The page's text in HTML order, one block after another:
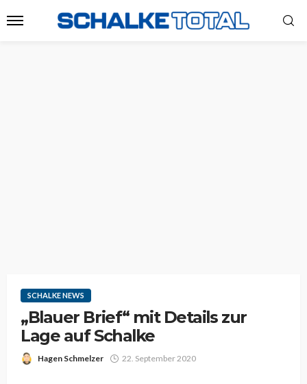
SCHALKE NEWS
„Blauer Brief“ mit Details zur
Lage auf Schalke
Hagen Schmelzer 22. September 2020